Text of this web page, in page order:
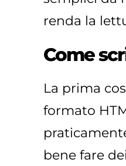
renda la
Come
La prima
formato
bene fare